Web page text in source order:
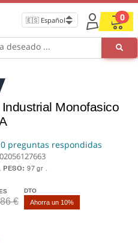
0
deseado ...
Monofasico
0 preguntas respondidas
PESO: 97 gr
€
DTO
Ahorra un 10%